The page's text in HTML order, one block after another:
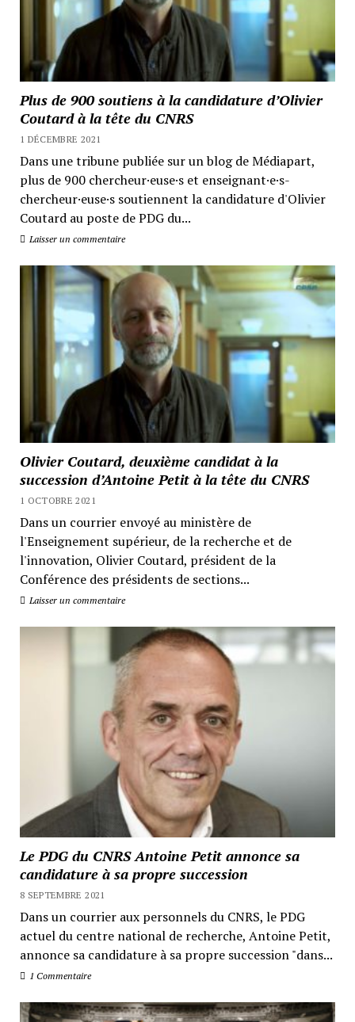
Plus de 900 soutiens à la candidature d’Olivier
Coutard à la tête du CNRS
1 DÉCEMBRE 2021
Dans une tribune publiée sur un blog de Médiapart,
plus de 900 chercheur·euse·s et enseignant·e·s-
chercheur·euse·s soutiennent la candidature d'Olivier
Coutard au poste de PDG du...
Laisser un commentaire
Olivier Coutard, deuxième candidat à la
succession d’Antoine Petit à la tête du CNRS
1 OCTOBRE 2021
Dans un courrier envoyé au ministère de
l'Enseignement supérieur, de la recherche et de
l'innovation, Olivier Coutard, président de la
Conférence des présidents de sections...
Laisser un commentaire
Le PDG du CNRS Antoine Petit annonce sa
candidature à sa propre succession
8 SEPTEMBRE 2021
Dans un courrier aux personnels du CNRS, le PDG
actuel du centre national de recherche, Antoine Petit,
annonce sa candidature à sa propre succession "dans...
1 Commentaire